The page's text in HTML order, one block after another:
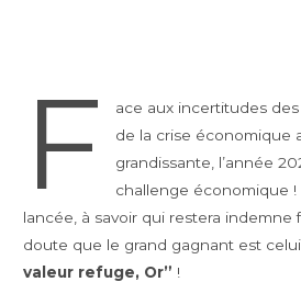
F
ace aux incertitudes
de la crise économique
grandissante, l’année
challenge économique
lancée, à savoir qui restera indemne
doute que le grand gagnant est
valeur refuge, Or” !